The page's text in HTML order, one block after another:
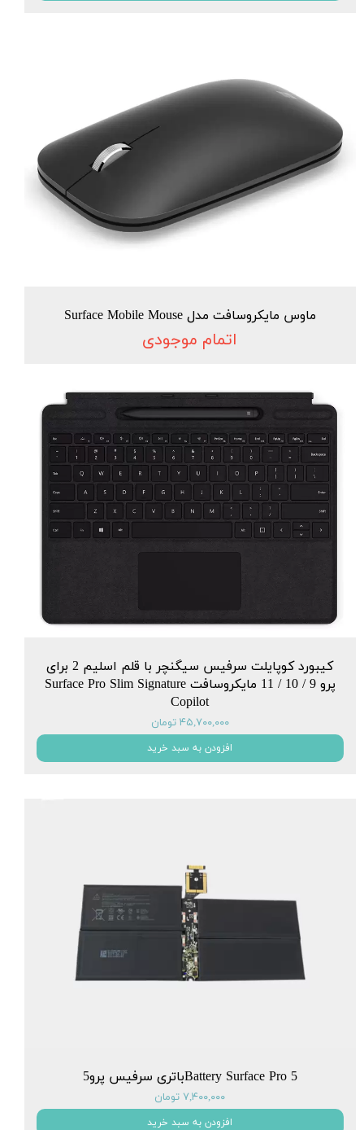
ماوس مایکروسافت مدل Surface Mobile Mouse
اتمام موجودی
کیبورد کوپایلت سرفیس سیگنچر با قلم اسلیم 2 برای
پرو 9 / 10 / 11 مایکروسافت Surface Pro Slim Signature
Copilot
۴۵,۷۰۰,۰۰۰ تومان
افزودن به سبد خرید
Battery Surface Pro 5باتری سرفیس پرو5
۷,۴۰۰,۰۰۰ تومان
افزودن به سبد خرید